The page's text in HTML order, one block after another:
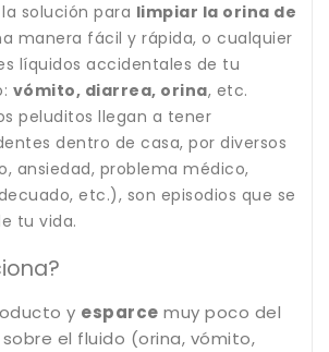
solución para limpiar la orina de
manera fácil y rápida, o cualquier
líquidos accidentales de tu
vómito, diarrea, orina, etc.
peluditos llegan a tener
dentro de casa, por diversos
ansiedad, problema médico,
etc.), son episodios que se
tu vida.
y esparce muy poco del
el fluido (orina, vómito,